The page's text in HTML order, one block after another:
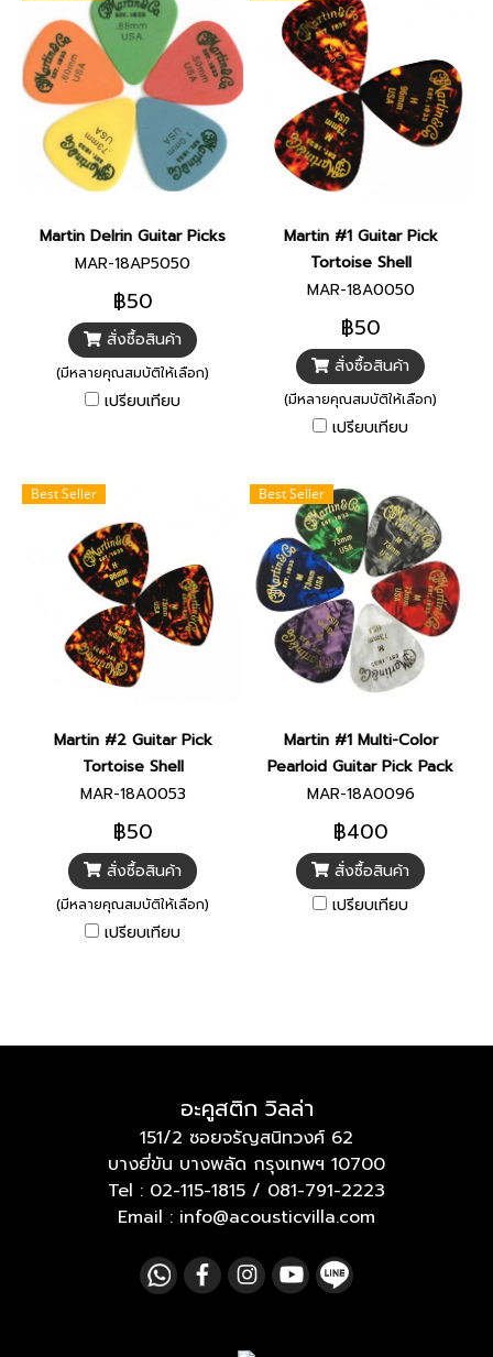
Martin Delrin Guitar Picks
MAR-18AP5050
฿50
สั่งซื้อสินค้า
(มีหลายคุณสมบัติให้เลือก)
เปรียบเทียบ
Martin #1 Guitar Pick
Tortoise Shell
MAR-18A0050
฿50
สั่งซื้อสินค้า
(มีหลายคุณสมบัติให้เลือก)
เปรียบเทียบ
Best Seller
Martin #2 Guitar Pick
Tortoise Shell
MAR-18A0053
฿50
สั่งซื้อสินค้า
(มีหลายคุณสมบัติให้เลือก)
เปรียบเทียบ
Best Seller
Martin #1 Multi-Color
Pearloid Guitar Pick Pack
MAR-18A0096
฿400
สั่งซื้อสินค้า
เปรียบเทียบ
อะคูสติก วิลล่า
151/2 ซอยจรัญสนิทวงศ์ 62
บางยี่ขัน บางพลัด กรุงเทพฯ 10700
Tel : 02-115-1815 / 081-791-2223
Email : info@acousticvilla.com